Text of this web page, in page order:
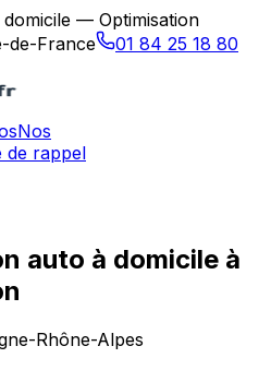
— Optimisation
de-France
01 84 25 18 80
Nos
de rappel
auto à domicile à
Rhône-Alpes